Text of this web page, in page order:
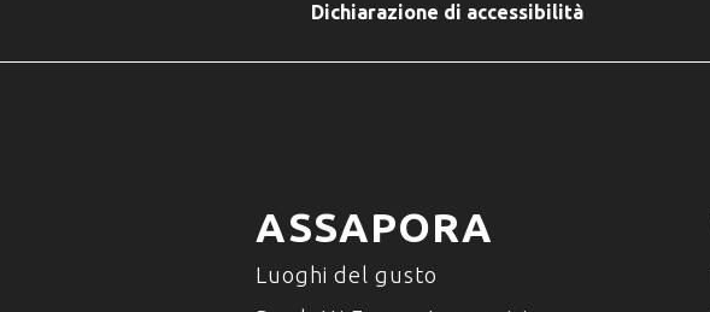
Dichiarazione di accessibilità
ASSAPORA
Luoghi del gusto